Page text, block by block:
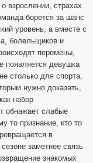
взрослении, страхах
борется за шанс
уровень, а вместе с
болельщиков и
перемены,
появляется девушка
столько для спорта,
нужно доказать,
набор
обнажает слабые
то признание, кто то
в
заметнее связь
знакомых